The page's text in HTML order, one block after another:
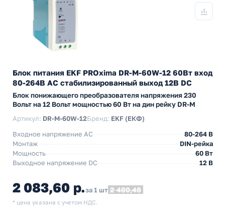
Блок питания EKF PROxima DR-M-60W-12 60Вт вход
80-264В АС стабилизированный выход 12В DC
Блок понижающего преобразователя напряжения 230
Вольт на 12 Вольт мощностью 60 Вт на дин рейку DR-M
Артикул: DR-M-60W-12Бренд: EKF (ЕКФ)
Входное напряжение AC
80-264 В
Монтаж
DIN-рейка
Мощность
60 Вт
Выходное напряжение DC
12 В
2 083,60 р.за 1 шт 2 480,48
* цена указана с учетом НДС.